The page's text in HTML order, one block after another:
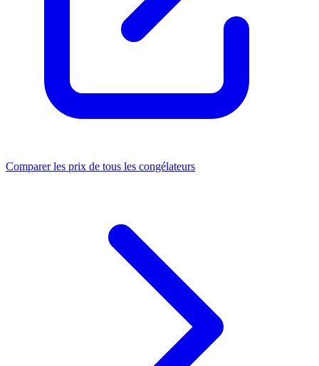
Comparer les prix de tous les congélateurs